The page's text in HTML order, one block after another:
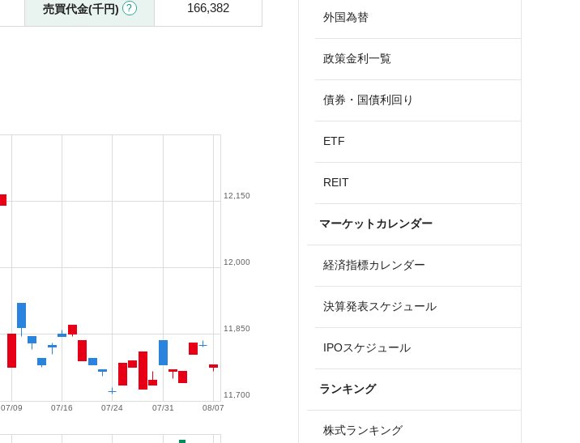
売買代金(千円) 166,382
08/07
07/31
07/24
07/16
07/09
11,700
11,850
12,000
12,150
外国為替
政策金利一覧
債券・国債利回り
ETF
REIT
マーケットカレンダー
経済指標カレンダー
決算発表スケジュール
IPOスケジュール
ランキング
株式ランキング